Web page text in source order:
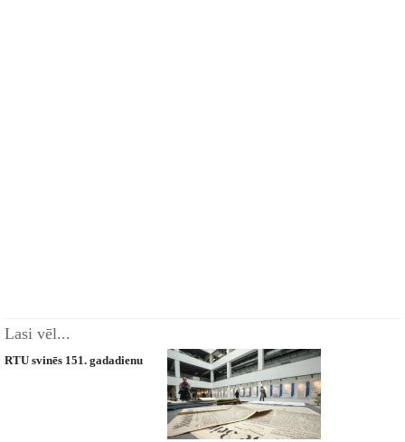
Lasi vēl...
RTU svinēs 151. gadadienu